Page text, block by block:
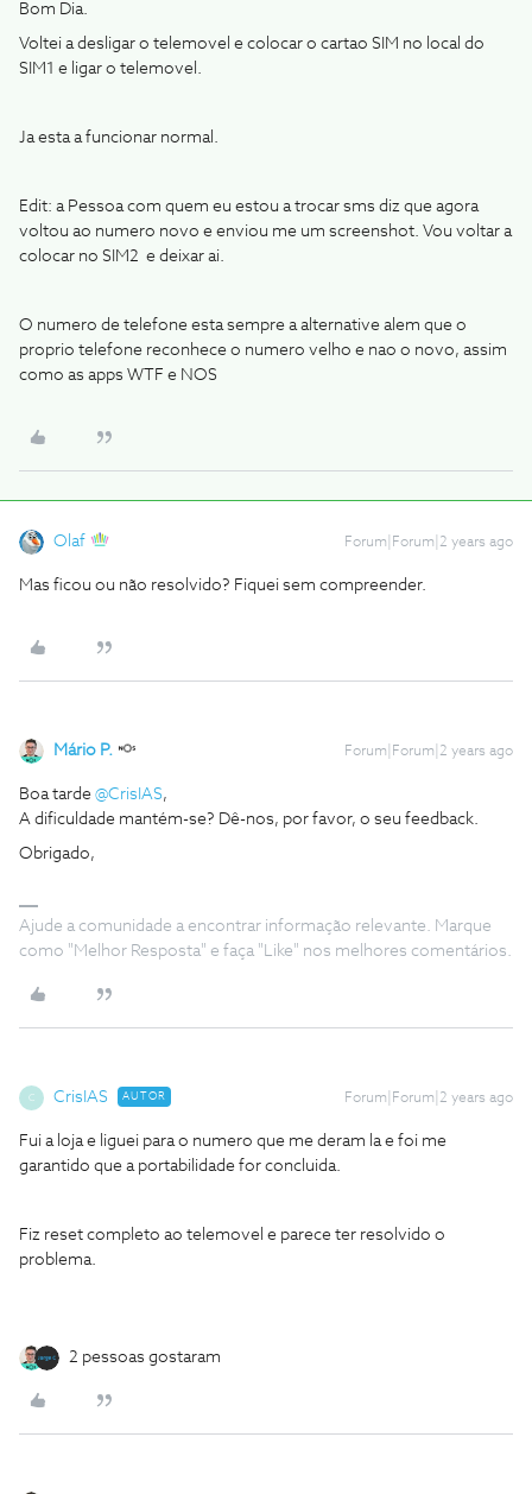
Bom Dia.
Voltei a desligar o telemovel e colocar o cartao SIM no local do
SIM1 e ligar o telemovel.
Ja esta a funcionar normal.
Edit: a Pessoa com quem eu estou a trocar sms diz que agora
voltou ao numero novo e enviou me um screenshot. Vou voltar a
colocar no SIM2 e deixar ai.
O numero de telefone esta sempre a alternative alem que o
proprio telefone reconhece o numero velho e nao o novo, assim
como as apps WTF e NOS
Olaf Forum|Forum|2 years ago
Mas ficou ou não resolvido? Fiquei sem compreender.
Mário P. Forum|Forum|2 years ago
Boa tarde @CrisIAS,
A dificuldade mantém-se? Dê-nos, por favor, o seu feedback.
Obrigado,
Ajude a comunidade a encontrar informação relevante. Marque
como "Melhor Resposta" e faça "Like" nos melhores comentários.
C CrisIAS AUTOR Forum|Forum|2 years ago
Fui a loja e liguei para o numero que me deram la e foi me
garantido que a portabilidade for concluida.
Fiz reset completo ao telemovel e parece ter resolvido o
problema.
2 pessoas gostaram